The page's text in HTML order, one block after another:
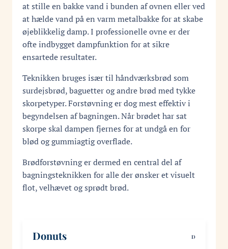
at stille en bakke vand i bunden af ovnen eller ved
at hælde vand på en varm metalbakke for at skabe
øjeblikkelig damp. I professionelle ovne er der
ofte indbygget dampfunktion for at sikre
ensartede resultater.
Teknikken bruges især til håndværksbrød som
surdejsbrød, baguetter og andre brød med tykke
skorpetyper. Forstøvning er dog mest effektiv i
begyndelsen af bagningen. Når brødet har sat
skorpe skal dampen fjernes for at undgå en for
blød og gummiagtig overflade.
Brødforstøvning er dermed en central del af
bagningsteknikken for alle der ønsker et visuelt
flot, velhævet og sprødt brød.
Donuts D